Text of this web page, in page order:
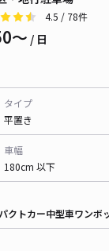
4.5 / 78件
〜 / 日
タイプ
平置き
車幅
180cm 以下
クトカー中型車ワンボ